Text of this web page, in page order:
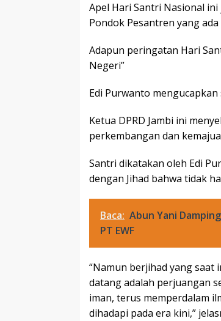
Apel Hari Santri Nasional
Pondok Pesantren yang ada
Adapun peringatan Hari
Negeri”
Edi Purwanto
Ketua DPRD Jambi ini
perkembangan dan
Santri dikatakan oleh Edi
dengan Jihad bahwa tidak
Baca: Abun Yani
PT EWF
“Namun berjihad yang saat
datang adalah perjuangan
iman, terus memperdalam
dihadapi pada era kini,”